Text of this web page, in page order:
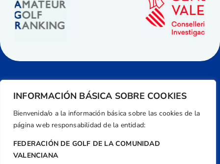
INFORMACIÓN BÁSICA SOBRE COOKIES
Bienvenida/o a la información básica sobre las cookies de la
página web responsabilidad de la entidad:
FEDERACIÓN DE GOLF DE LA COMUNIDAD
VALENCIANA